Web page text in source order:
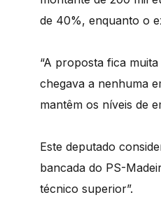
de 40%, enquanto o
“A proposta fica
chegava a nenhuma
mantêm os níveis de
Este deputado
bancada do PS-
técnico superior”.